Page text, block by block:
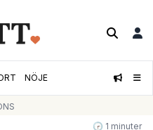
NÖJE
🕝 1 minuter